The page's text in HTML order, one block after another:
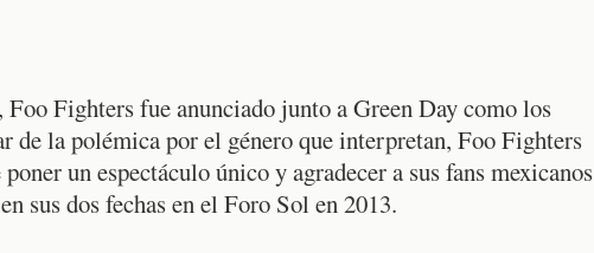
Fighters fue anunciado junto a Green Day como los
de la polémica por el género que interpretan, Foo Fighters
un espectáculo único y agradecer a sus fans mexicanos
sus dos fechas en el Foro Sol en 2013.